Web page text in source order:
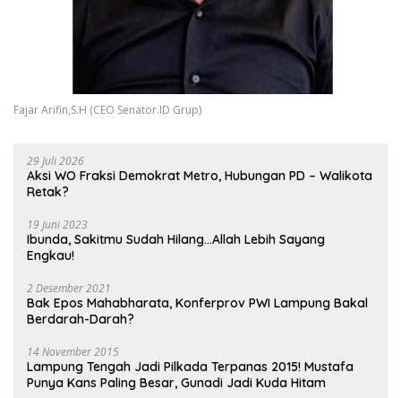
Fajar Arifin,S.H (CEO Senator.ID Grup)
29 Juli 2026
Aksi WO Fraksi Demokrat Metro, Hubungan PD – Walikota
Retak?
19 Juni 2023
Ibunda, Sakitmu Sudah Hilang…Allah Lebih Sayang
Engkau!
2 Desember 2021
Bak Epos Mahabharata, Konferprov PWI Lampung Bakal
Berdarah-Darah?
14 November 2015
Lampung Tengah Jadi Pilkada Terpanas 2015! Mustafa
Punya Kans Paling Besar, Gunadi Jadi Kuda Hitam